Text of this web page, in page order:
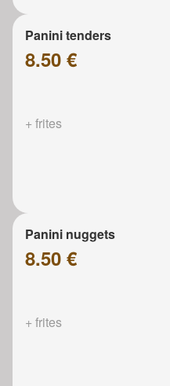
Panini tenders
8.50 €
+ frites
Panini nuggets
8.50 €
+ frites